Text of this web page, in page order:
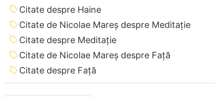
Citate despre Haine
Citate de Nicolae Mareș despre Meditație
Citate despre Meditație
Citate de Nicolae Mareș despre Față
Citate despre Față